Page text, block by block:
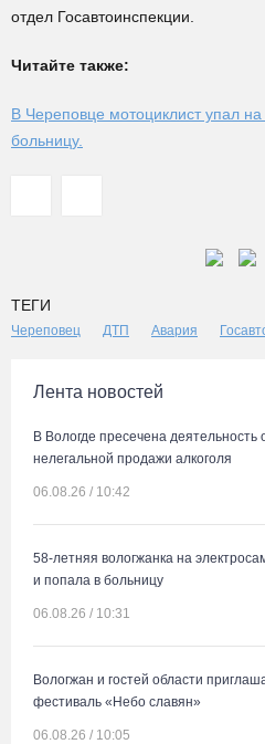
отдел Госавтоинспекции.
Читайте также:
В Череповце мотоциклист упал
больницу.
ТЕГИ
Череповец ДТП Авария
Лента новостей
В Вологде пресечена деятельность
нелегальной продажи алкоголя
06.08.26 / 10:42
58-летняя вологжанка на
и попала в больницу
06.08.26 / 10:31
Вологжан и гостей области
фестиваль «Небо славян»
06.08.26 / 10:05